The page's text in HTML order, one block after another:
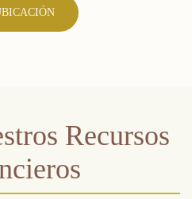
Recursos